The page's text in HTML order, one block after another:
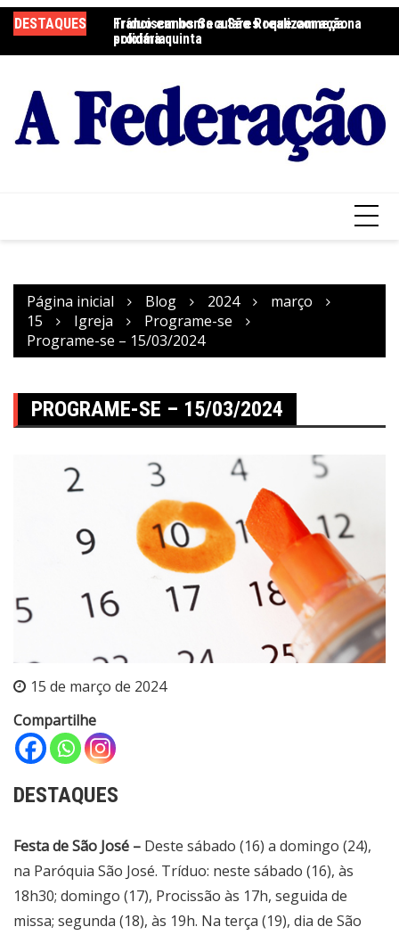
para
o
DESTAQUES
Tríduo em honra a São Roque começa na
próxima quinta
Franciscanos Seculares realizam ação
solidária
Página inicial Blog 2024
março
15
Igreja
Programe-se
Programe-se – 15/03/2024
PROGRAME-SE – 15/03/2024
15 de março de 2024
Compartilhe
DESTAQUES
Festa de São José – Deste sábado (16) a domingo (24),
na Paróquia São José. Tríduo: neste sábado (16), às
18h30; domingo (17), Procissão às 17h, seguida de
missa; segunda (18), às 19h. Na terça (19), dia de São